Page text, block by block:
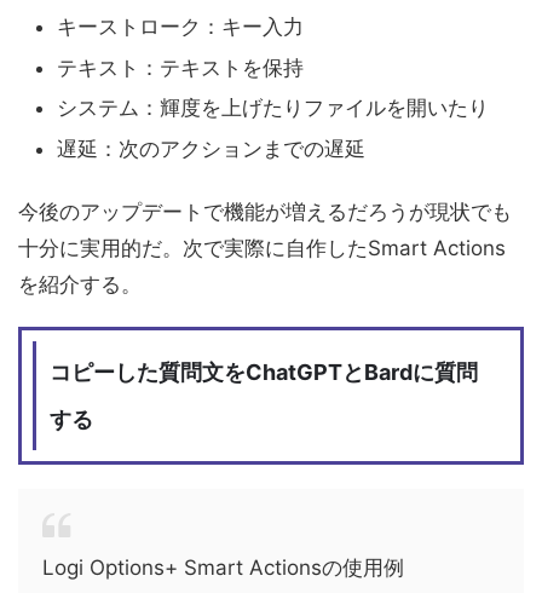
キーストローク：キー入力
テキスト：テキストを保持
システム：輝度を上げたりファイルを開いたり
遅延：次のアクションまでの遅延
今後のアップデートで機能が増えるだろうが現状でも
十分に実用的だ。次で実際に自作したSmart Actions
を紹介する。
コピーした質問文をChatGPTとBardに質問
する
Logi Options+ Smart Actionsの使用例